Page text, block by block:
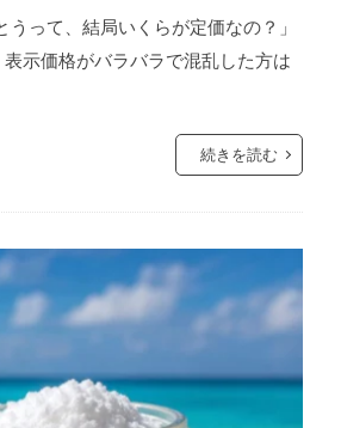
って、結局いくらが定価なの？」
示価格がバラバラで混乱した方は
続きを読む